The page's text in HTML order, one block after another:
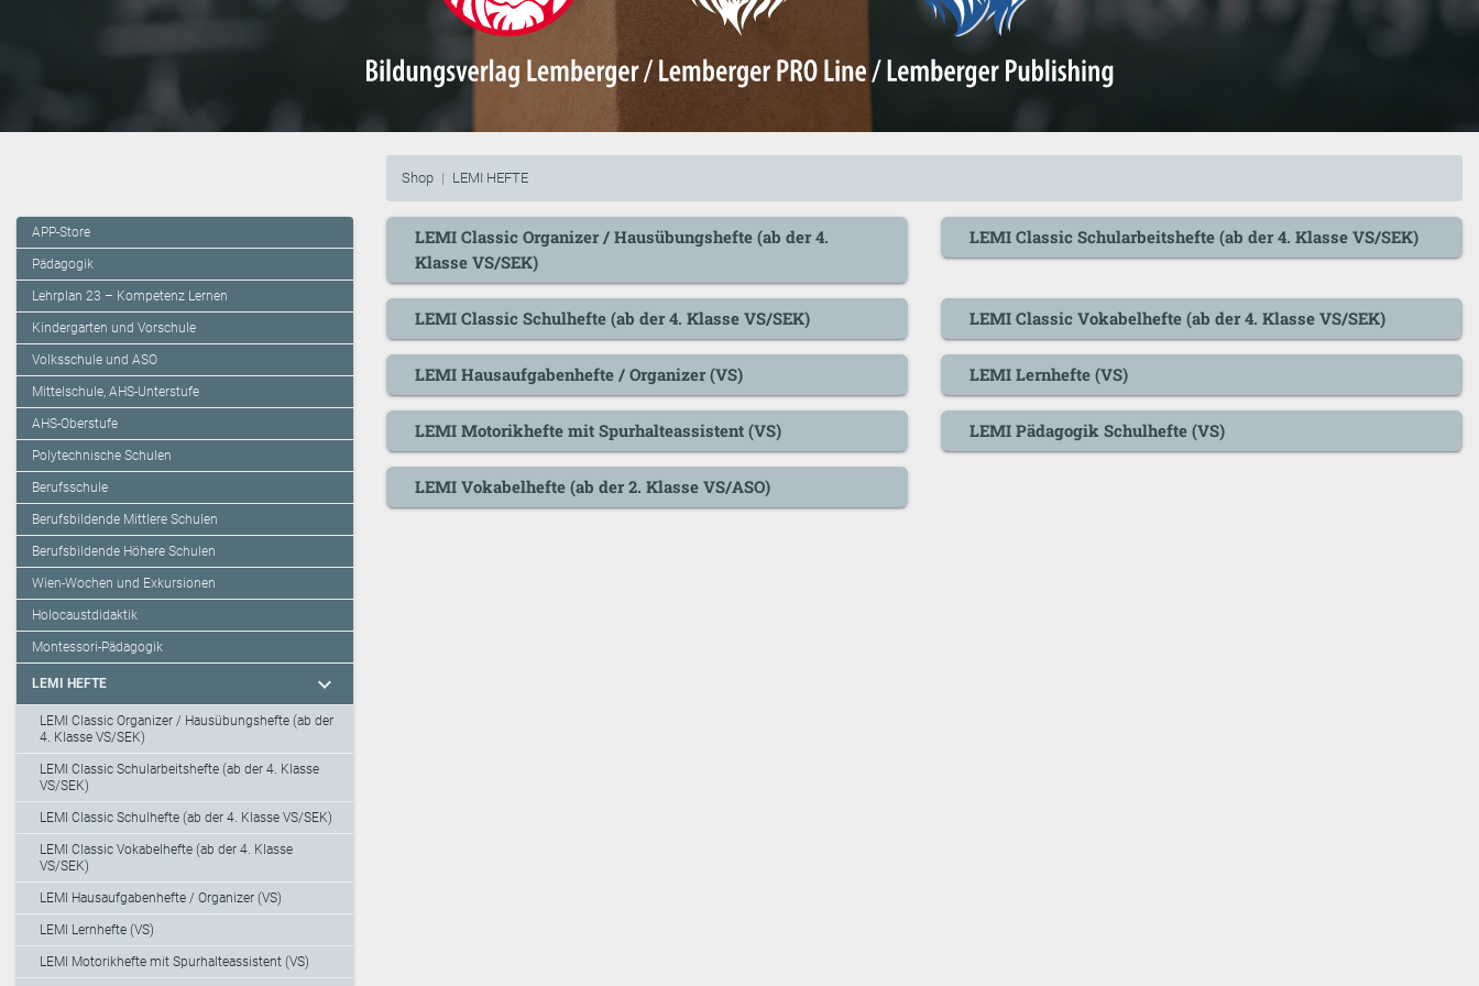
Shop LEMI HEFTE
APP-Store
Pädagogik
Lehrplan 23 – Kompetenz Lernen
Kindergarten und Vorschule
Volksschule und ASO
Mittelschule, AHS-Unterstufe
AHS-Oberstufe
Polytechnische Schulen
Berufsschule
Berufsbildende Mittlere Schulen
Berufsbildende Höhere Schulen
Wien-Wochen und Exkursionen
Holocaustdidaktik
Montessori-Pädagogik
LEMI HEFTE expand_more
LEMI Classic Organizer / Hausübungshefte (ab der
4. Klasse VS/SEK)
LEMI Classic Schularbeitshefte (ab der 4. Klasse
VS/SEK)
LEMI Classic Schulhefte (ab der 4. Klasse VS/SEK)
LEMI Classic Vokabelhefte (ab der 4. Klasse
VS/SEK)
LEMI Hausaufgabenhefte / Organizer (VS)
LEMI Lernhefte (VS)
LEMI Motorikhefte mit Spurhalteassistent (VS)
LEMI Classic Organizer / Hausübungshefte (ab der 4.
Klasse VS/SEK)
LEMI Classic Schularbeitshefte (ab der 4. Klasse VS/SEK)
LEMI Classic Schulhefte (ab der 4. Klasse VS/SEK) LEMI Classic Vokabelhefte (ab der 4. Klasse VS/SEK)
LEMI Hausaufgabenhefte / Organizer (VS) LEMI Lernhefte (VS)
LEMI Motorikhefte mit Spurhalteassistent (VS) LEMI Pädagogik Schulhefte (VS)
LEMI Vokabelhefte (ab der 2. Klasse VS/ASO)